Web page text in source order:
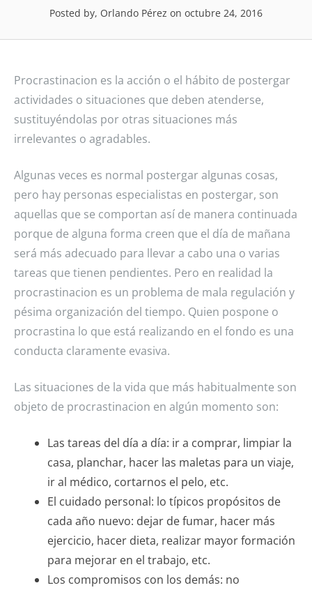
Posted by, Orlando Pérez on octubre 24, 2016
Procrastinacion es la acción o el hábito de postergar
actividades o situaciones que deben atenderse,
sustituyéndolas por otras situaciones más
irrelevantes o agradables.
Algunas veces es normal postergar algunas cosas,
pero hay personas especialistas en postergar, son
aquellas que se comportan así de manera continuada
porque de alguna forma creen que el día de mañana
será más adecuado para llevar a cabo una o varias
tareas que tienen pendientes. Pero en realidad la
procrastinacion es un problema de mala regulación y
pésima organización del tiempo. Quien pospone o
procrastina lo que está realizando en el fondo es una
conducta claramente evasiva.
Las situaciones de la vida que más habitualmente son
objeto de procrastinacion en algún momento son:
Las tareas del día a día: ir a comprar, limpiar la
casa, planchar, hacer las maletas para un viaje,
ir al médico, cortarnos el pelo, etc.
El cuidado personal: lo típicos propósitos de
cada año nuevo: dejar de fumar, hacer más
ejercicio, hacer dieta, realizar mayor formación
para mejorar en el trabajo, etc.
Los compromisos con los demás: no